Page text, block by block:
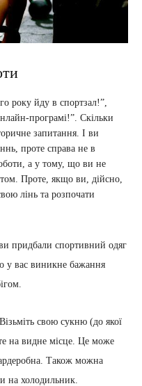
року йду в спортзал!”,
програмі!”. Скільки
запитання. І ви
проте справа не в
а у тому, що ви не
Проте, якщо ви, дійсно,
лінь та розпочати
придбали спортивний одяг
у вас виникне бажання
свою сукню (до якої
на видне місце. Це може
Також можна
на холодильник.